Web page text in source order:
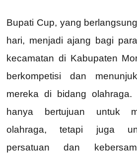
Bupati Cup, yang
hari, menjadi ajang bagi
kecamatan di Kabupaten
berkompetisi dan
mereka di bidang olahraga.
hanya bertujuan untuk
olahraga, tetapi juga
persatuan dan